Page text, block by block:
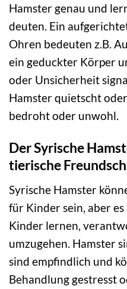
Hamster genau und
deuten. Ein
Ohren bedeuten z.B.
ein geduckter Körper
oder Unsicherheit
Hamster quietscht
bedroht oder unwohl.
Der Syrische
tierische
Syrische Hamster
für Kinder sein, aber
Kinder lernen,
umzugehen. Hamster
sind empfindlich und
Behandlung gestresst